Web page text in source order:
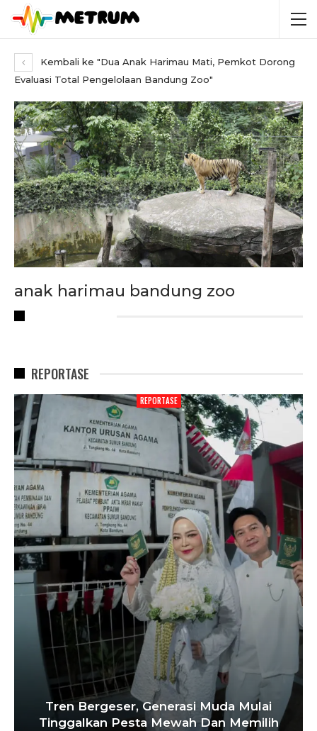
Kembali ke "Dua Anak Harimau Mati, Pemkot Dorong
Evaluasi Total Pengelolaan Bandung Zoo"
anak harimau bandung zoo
REPORTASE
REPORTASE
Tren Bergeser, Generasi Muda Mulai
Tinggalkan Pesta Mewah Dan Memilih